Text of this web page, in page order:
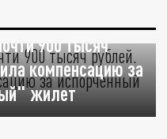
900 тысяч
компенсацию за
жилет